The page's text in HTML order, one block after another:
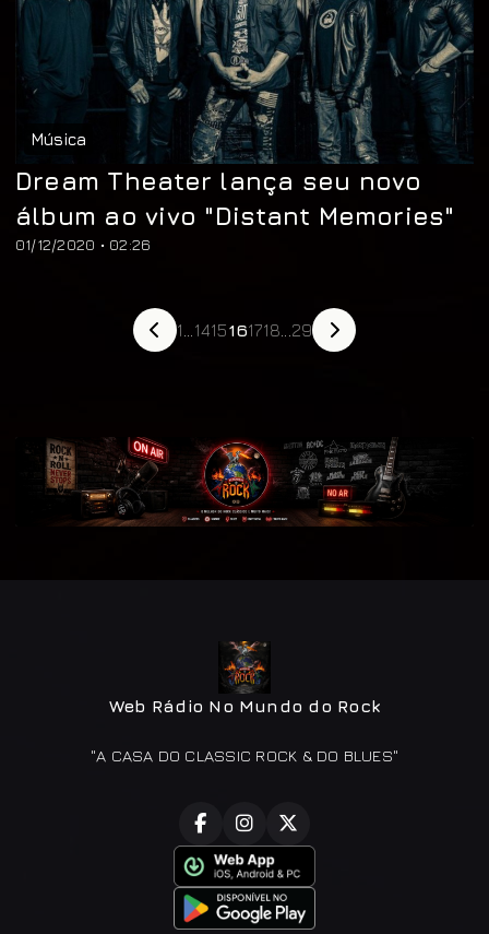
Música
01/12/2020 • 02:26
Dream Theater lança seu novo
álbum ao vivo "Distant Memories"
1 1415161718 29
Web Rádio No Mundo do Rock
"A CASA DO CLASSIC ROCK & DO BLUES"